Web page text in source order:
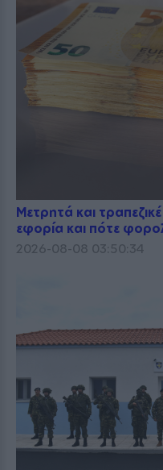
Μετρητά και
εφορία και πότε
2026-08-08 03:50:34